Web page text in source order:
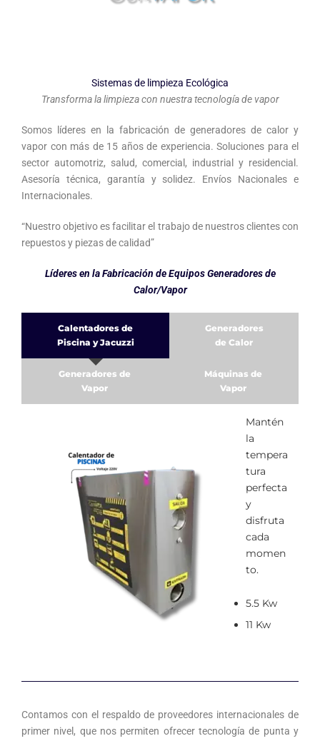
Sistemas de limpieza Ecológica
Transforma la limpieza con nuestra tecnología de vapor
Somos líderes en la fabricación de generadores de calor y
vapor con más de 15 años de experiencia. Soluciones para el
sector automotriz, salud, comercial, industrial y residencial.
Asesoría técnica, garantía y solidez. Envíos Nacionales e
Internacionales.
“Nuestro objetivo es facilitar el trabajo de nuestros clientes con
repuestos y piezas de calidad”
Líderes en la Fabricación de Equipos Generadores de
Calor/Vapor
Calentadores de
Piscina y Jacuzzi
Generadores
de Calor
Generadores de
Vapor
Máquinas de
Vapor
Mantén
la
tempera
tura
perfecta
y
disfruta
cada
momen
to.
5.5 Kw
11 Kw
Contamos con el respaldo de proveedores internacionales de
primer nivel, que nos permiten ofrecer tecnología de punta y